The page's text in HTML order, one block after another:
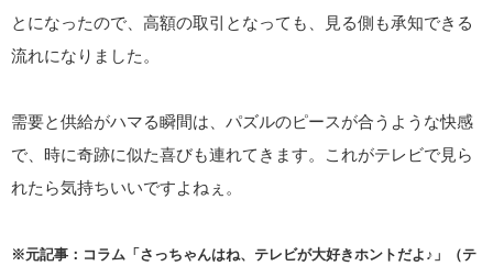
とになったので、高額の取引となっても、見る側も承知できる
流れになりました。
需要と供給がハマる瞬間は、パズルのピースが合うような快感
で、時に奇跡に似た喜びも連れてきます。これがテレビで見ら
れたら気持ちいいですよねぇ。
※元記事：コラム「さっちゃんはね、テレビが大好きホントだよ♪」（テ